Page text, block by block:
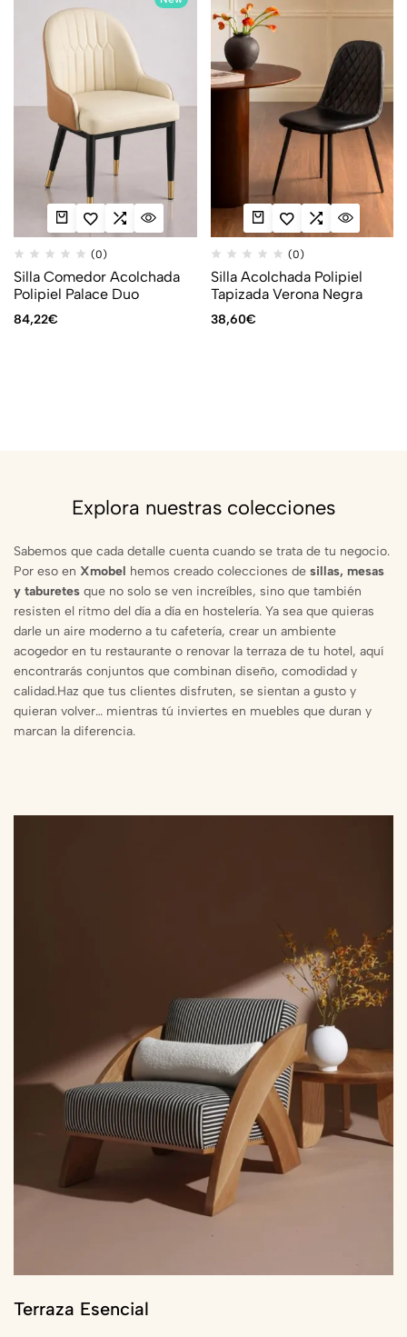
(0)
Silla Comedor Acolchada
Polipiel Palace Duo
84,22€
(0)
Silla Acolchada Polipiel
Tapizada Verona Negra
38,60€
Explora nuestras colecciones
Sabemos que cada detalle cuenta cuando se trata de tu negocio.
Por eso en Xmobel hemos creado colecciones de sillas, mesas
y taburetes que no solo se ven increíbles, sino que también
resisten el ritmo del día a día en hostelería. Ya sea que quieras
darle un aire moderno a tu cafetería, crear un ambiente
acogedor en tu restaurante o renovar la terraza de tu hotel, aquí
encontrarás conjuntos que combinan diseño, comodidad y
calidad.Haz que tus clientes disfruten, se sientan a gusto y
quieran volver… mientras tú inviertes en muebles que duran y
marcan la diferencia.
Terraza Esencial